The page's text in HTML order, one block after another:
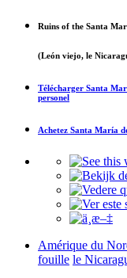
Ruins of the Santa
(León viejo, le
Télécharger Santa
personel
Achetez Santa María
Amérique du
fouille le